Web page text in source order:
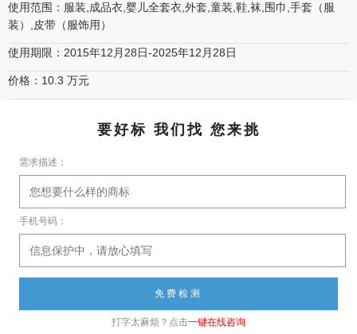
使用范围：服装,成品衣,婴儿全套衣,外套,童装,鞋,袜,围巾,手套（服
装）,皮带（服饰用）
使用期限：2015年12月28日-2025年12月28日
价格：10.3 万元
要好标 我们找 您来挑
需求描述：
手机号码：
打字太麻烦？点击一键在线咨询